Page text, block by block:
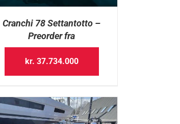
Cranchi 78 Settantotto –
Preorder fra
kr. 37.734.000